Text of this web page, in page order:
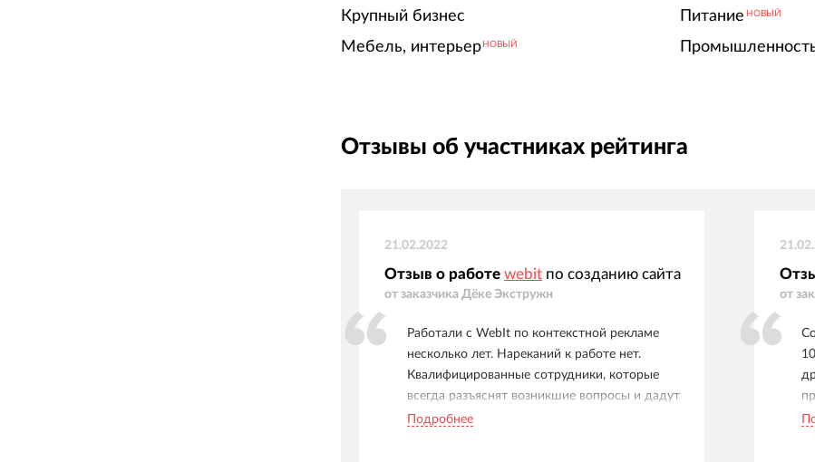
Крупный бизнес
Мебель, интерьер НОВЫЙ
Питание НОВЫЙ
Отзывы об участниках рейтинга
21.02.2022
Отзыв о работе webitпо созданию сайта
от заказчика Дёке Экстружн
Работали с WebIt по контекстной рекламе
несколько лет. Нареканий к работе нет.
Квалифицированные сотрудники, которые
всегда разъяснят возникшие вопросы и дадут
рекомендации.
Подробнее
от